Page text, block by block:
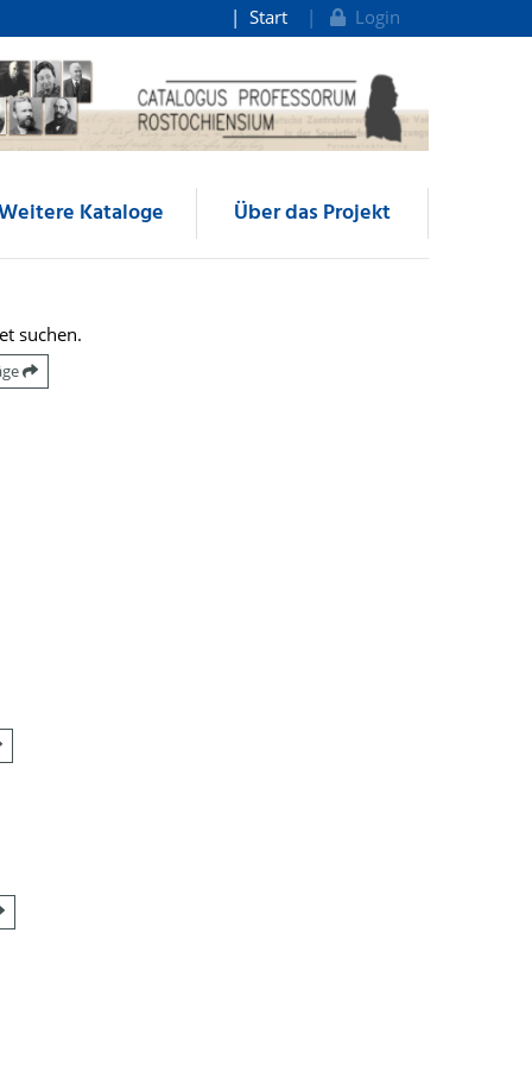
Start Login
Kataloge Über das Projekt
suchen.